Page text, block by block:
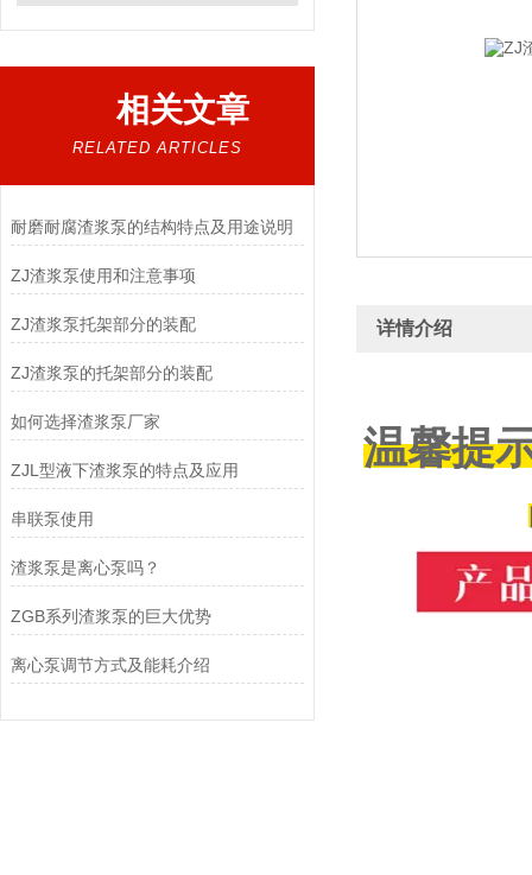
相关文章
RELATED ARTICLES
耐磨耐腐渣浆泵的结构特点及用途说明
ZJ渣浆泵使用和注意事项
ZJ渣浆泵托架部分的装配
ZJ渣浆泵的托架部分的装配
如何选择渣浆泵厂家
ZJL型液下渣浆泵的特点及应用
串联泵使用
渣浆泵是离心泵吗？
ZGB系列渣浆泵的巨大优势
离心泵调节方式及能耗介绍
详情介绍
温馨提